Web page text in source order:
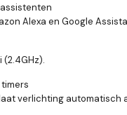
Alexa en Google
(2.4GHz).
verlichting automatisch